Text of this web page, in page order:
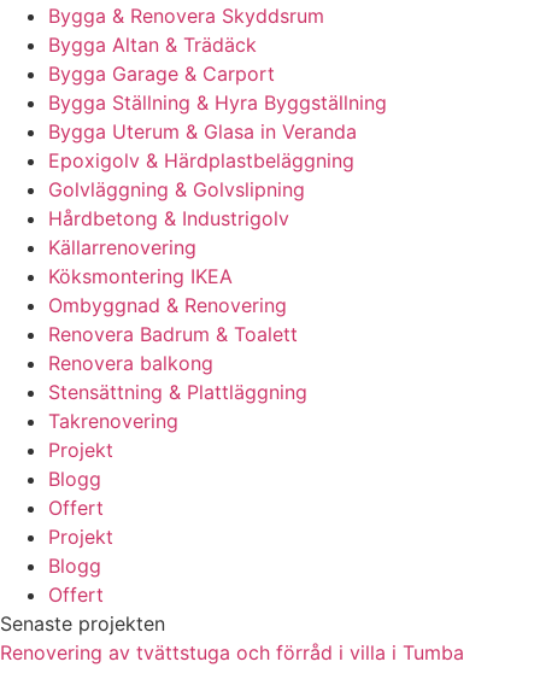
Bygga & Renovera Skyddsrum
Bygga Altan & Trädäck
Bygga Garage & Carport
Bygga Ställning & Hyra Byggställning
Bygga Uterum & Glasa in Veranda
Epoxigolv & Härdplastbeläggning
Golvläggning & Golvslipning
Hårdbetong & Industrigolv
Källarrenovering
Köksmontering IKEA
Ombyggnad & Renovering
Renovera Badrum & Toalett
Renovera balkong
Stensättning & Plattläggning
Takrenovering
Projekt
Blogg
Offert
Projekt
Blogg
Offert
Senaste projekten
Renovering av tvättstuga och förråd i villa i Tumba